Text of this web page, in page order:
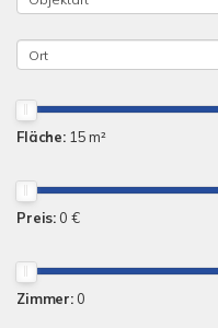
Fläche: 15 m²
Preis: 0 €
Zimmer: 0